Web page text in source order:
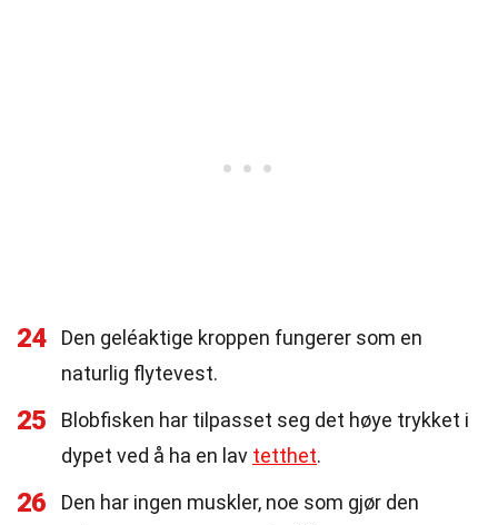
24
Den geléaktige kroppen fungerer som en
naturlig flytevest.
25
Blobfisken har tilpasset seg det høye trykket i
dypet ved å ha en lav tetthet.
26
Den har ingen muskler, noe som gjør den